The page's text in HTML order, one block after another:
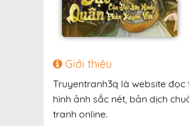
Giới thiệu
Truyentranh3q là website đọc
hình ảnh sắc nét, bản dịch
tranh online.